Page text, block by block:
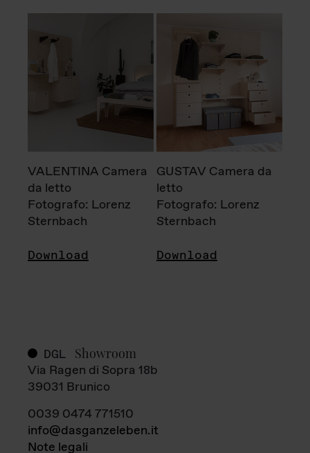
VALENTINA Camera
da letto
Fotografo: Lorenz
Sternbach
Download
GUSTAV Camera da
letto
Fotografo: Lorenz
Sternbach
Download
DGL Showroom
Via Ragen di Sopra 18b
39031 Brunico
0039 0474 771510
info@dasganzeleben.it
Note legali